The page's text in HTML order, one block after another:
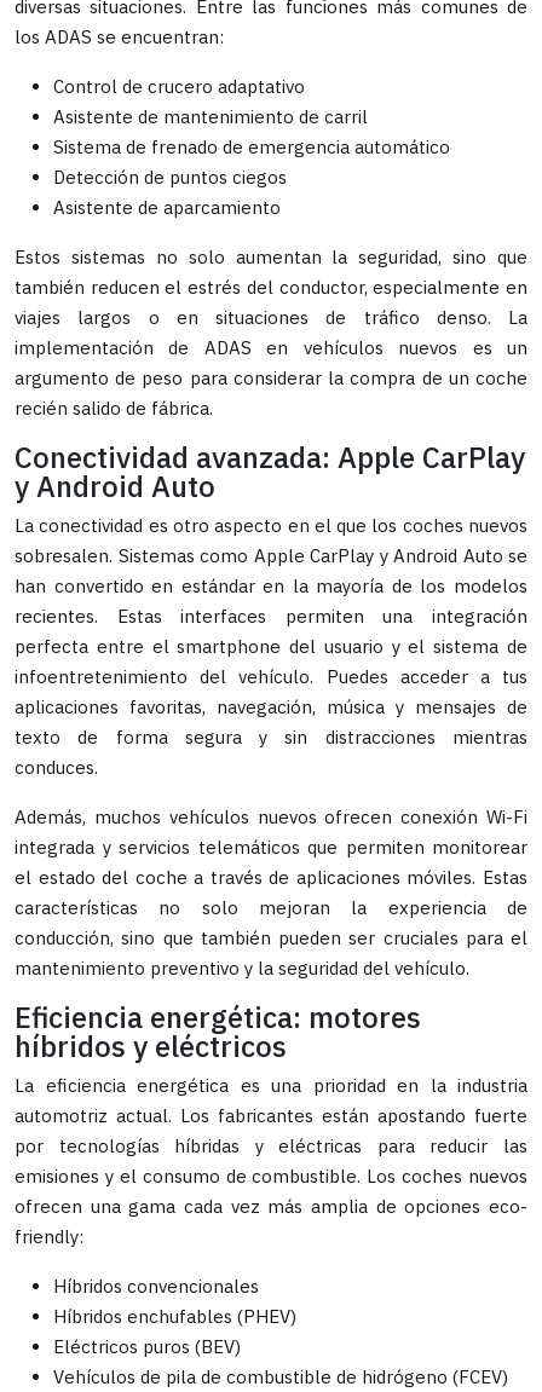
diversas situaciones. Entre las funciones más comunes de
los ADAS se encuentran:
Control de crucero adaptativo
Asistente de mantenimiento de carril
Sistema de frenado de emergencia automático
Detección de puntos ciegos
Asistente de aparcamiento
Estos sistemas no solo aumentan la seguridad, sino que
también reducen el estrés del conductor, especialmente en
viajes largos o en situaciones de tráfico denso. La
implementación de ADAS en vehículos nuevos es un
argumento de peso para considerar la compra de un coche
recién salido de fábrica.
Conectividad avanzada: Apple CarPlay
y Android Auto
La conectividad es otro aspecto en el que los coches nuevos
sobresalen. Sistemas como Apple CarPlay y Android Auto se
han convertido en estándar en la mayoría de los modelos
recientes. Estas interfaces permiten una integración
perfecta entre el smartphone del usuario y el sistema de
infoentretenimiento del vehículo. Puedes acceder a tus
aplicaciones favoritas, navegación, música y mensajes de
texto de forma segura y sin distracciones mientras
conduces.
Además, muchos vehículos nuevos ofrecen conexión Wi-Fi
integrada y servicios telemáticos que permiten monitorear
el estado del coche a través de aplicaciones móviles. Estas
características no solo mejoran la experiencia de
conducción, sino que también pueden ser cruciales para el
mantenimiento preventivo y la seguridad del vehículo.
Eficiencia energética: motores
híbridos y eléctricos
La eficiencia energética es una prioridad en la industria
automotriz actual. Los fabricantes están apostando fuerte
por tecnologías híbridas y eléctricas para reducir las
emisiones y el consumo de combustible. Los coches nuevos
ofrecen una gama cada vez más amplia de opciones eco-
friendly:
Híbridos convencionales
Híbridos enchufables (PHEV)
Eléctricos puros (BEV)
Vehículos de pila de combustible de hidrógeno (FCEV)